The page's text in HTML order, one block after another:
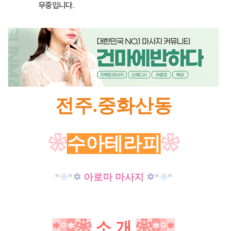
무중입니다.
전주.중화산동
❀수아테라피❀
*❊*✡ 아로마 마사지 ✡*❊*
*°*❀ 소 개 ❀*°*